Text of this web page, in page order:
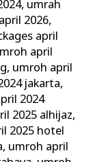
, umrah
2026,
april
april
, umroh april
jakarta,
2024
2025 alhijaz,
2025 hotel
, umroh april